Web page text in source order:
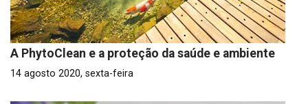
A PhytoClean e a proteção da saúde e ambiente
14 agosto 2020, sexta-feira